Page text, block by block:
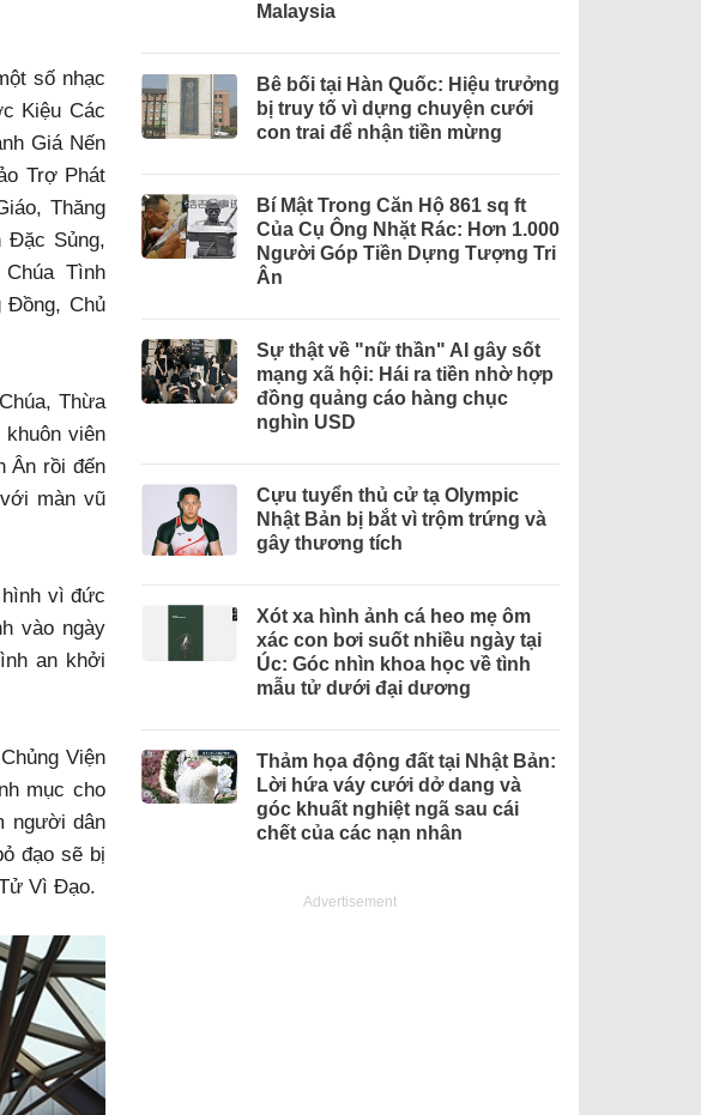
số nhạc
Kiệu Các
Giá Nến
Trợ Phát
Thăng
Đặc Sủng,
Tình
Đồng, Chủ
Thừa
viên
Ân rồi đến
màn vũ
hình vì đức
vào ngày
an khởi
Viện
mục cho
người dân
đạo sẽ bị
Vì Đạo.
Malaysia
Bê bối tại Hàn Quốc: Hiệu trưởng
bị truy tố vì dựng chuyện cưới
con trai để nhận tiền mừng
Bí Mật Trong Căn Hộ 861 sq ft
Của Cụ Ông Nhặt Rác: Hơn 1.000
Người Góp Tiền Dựng Tượng Tri
Ân
Sự thật về "nữ thần" AI gây sốt
mạng xã hội: Hái ra tiền nhờ hợp
đồng quảng cáo hàng chục
nghìn USD
Cựu tuyển thủ cử tạ Olympic
Nhật Bản bị bắt vì trộm trứng và
gây thương tích
Xót xa hình ảnh cá heo mẹ ôm
xác con bơi suốt nhiều ngày tại
Úc: Góc nhìn khoa học về tình
mẫu tử dưới đại dương
Thảm họa động đất tại Nhật Bản:
Lời hứa váy cưới dở dang và
góc khuất nghiệt ngã sau cái
chết của các nạn nhân
Advertisement